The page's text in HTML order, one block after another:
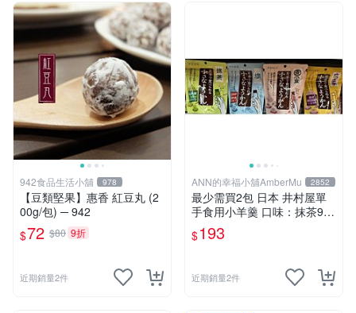
942食品生活小舖 978
【豆類堅果】惠香 紅豆丸 (2
00g/包) ─ 942
$72 $80 9折
近期銷量2件
ANN的幸福小舖AmberMu 2852
最少需買2包 日本 井村屋單
手食用小羊羹 口味：抹茶98
g/鹽味98g/紅豆105g/地瓜98
g 最新到期日2026/8/19
$193
近期銷量2件